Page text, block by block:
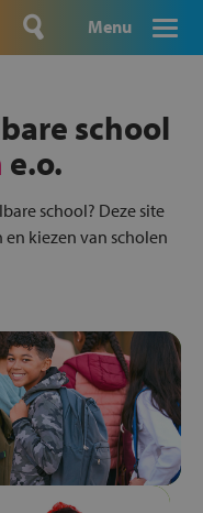
Menu
school
e.o.
school? Deze site
kiezen van scholen